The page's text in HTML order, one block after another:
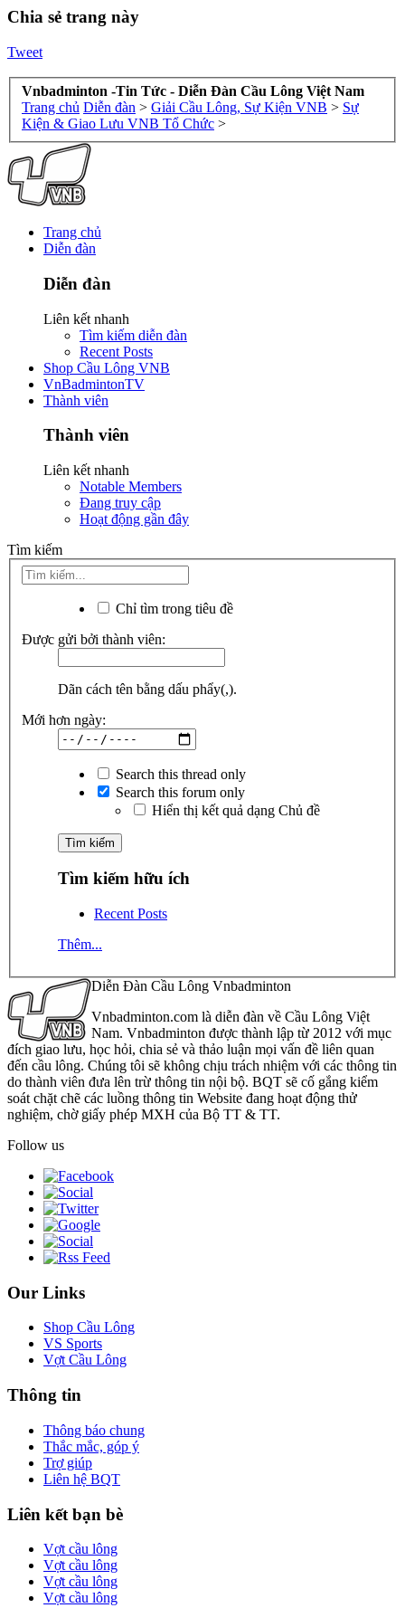
Chia sẻ trang này
Tweet
Vnbadminton -Tin Tức - Diễn Đàn Cầu Lông Việt Nam
Trang chủ Diễn đàn > Giải Cầu Lông, Sự Kiện VNB > Sự
Kiện & Giao Lưu VNB Tổ Chức >
Trang chủ
Diễn đàn
Diễn đàn
Liên kết nhanh
Tìm kiếm diễn đàn
Recent Posts
Shop Cầu Lông VNB
VnBadmintonTV
Thành viên
Thành viên
Liên kết nhanh
Notable Members
Đang truy cập
Hoạt động gần đây
Tìm kiếm
Chỉ tìm trong tiêu đề
Được gửi bởi thành viên:
Dãn cách tên bằng dấu phẩy(,).
Mới hơn ngày:
Search this thread only
Search this forum only
Hiển thị kết quả dạng Chủ đề
Tìm kiếm hữu ích
Recent Posts
Thêm...
Diễn Đàn Cầu Lông Vnbadminton
Vnbadminton.com là diễn đàn về Cầu Lông Việt
Nam. Vnbadminton được thành lập từ 2012 với mục
đích giao lưu, học hỏi, chia sẻ và thảo luận mọi vấn đề liên quan
đến cầu lông. Chúng tôi sẽ không chịu trách nhiệm với các thông tin
do thành viên đưa lên trừ thông tin nội bộ. BQT sẽ cố gắng kiểm
soát chặt chẽ các luồng thông tin Website đang hoạt động thử
nghiệm, chờ giấy phép MXH của Bộ TT & TT.
Follow us
Our Links
Shop Cầu Lông
VS Sports
Vợt Cầu Lông
Thông tin
Thông báo chung
Thắc mắc, góp ý
Trợ giúp
Liên hệ BQT
Liên kết bạn bè
Vợt cầu lông
Vợt cầu lông
Vợt cầu lông
Vợt cầu lông